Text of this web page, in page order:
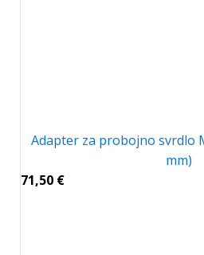
Adapter za probojno svrdlo
mm)
71,50 €